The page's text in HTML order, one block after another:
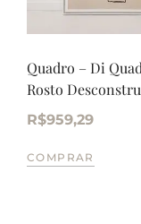
Quadro – Di
Rosto
R$959,29
COMPRAR